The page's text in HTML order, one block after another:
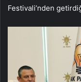
Festivali’nden